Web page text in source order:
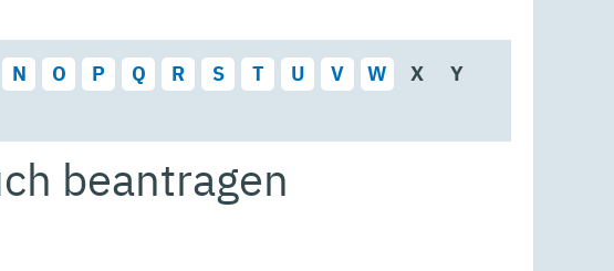
N O P Q R S T U V W X
Y
beantragen